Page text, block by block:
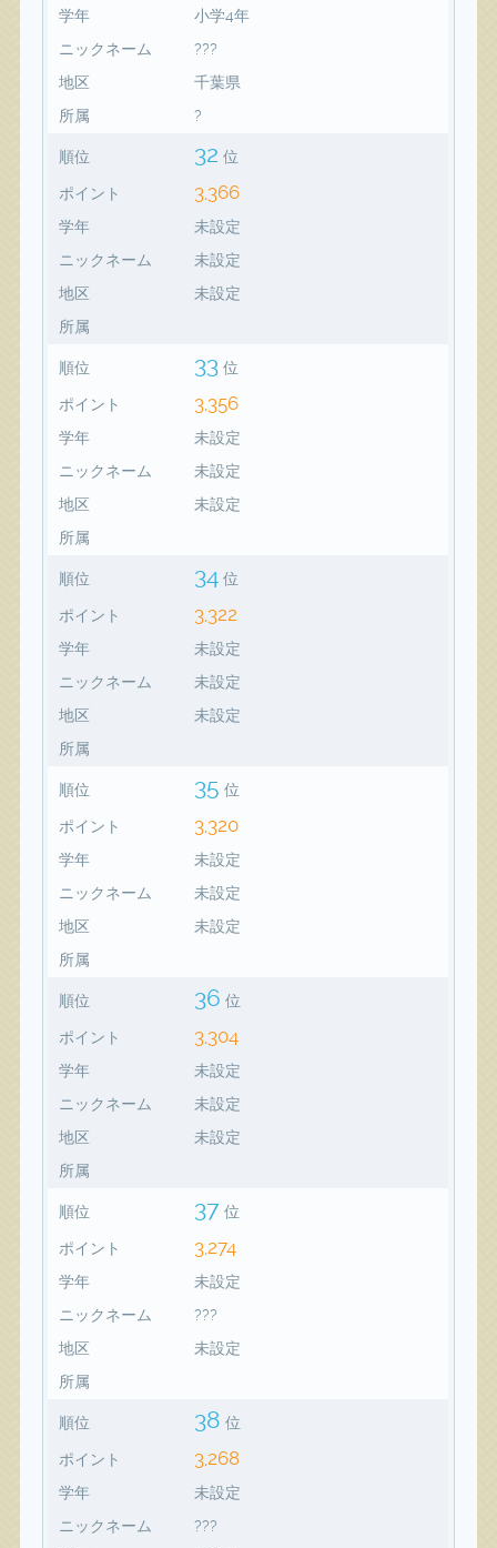
学年
小学4年
ニックネーム
???
地区
千葉県
所属
?
順位 32 位
ポイント 3,366
学年
未設定
ニックネーム
未設定
地区
未設定
所属
順位 33 位
ポイント 3,356
学年
未設定
ニックネーム
未設定
地区
未設定
所属
順位 34 位
ポイント 3,322
学年
未設定
ニックネーム
未設定
地区
未設定
所属
順位 35 位
ポイント 3,320
学年
未設定
ニックネーム
未設定
地区
未設定
所属
順位 36 位
ポイント 3,304
学年
未設定
ニックネーム
未設定
地区
未設定
所属
順位 37 位
ポイント 3,274
学年
未設定
ニックネーム
???
地区
未設定
所属
順位 38 位
ポイント 3,268
学年
未設定
ニックネーム
???